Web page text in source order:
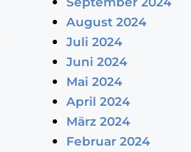
August 2024
Juli 2024
Juni 2024
Mai 2024
April 2024
März 2024
Februar 2024